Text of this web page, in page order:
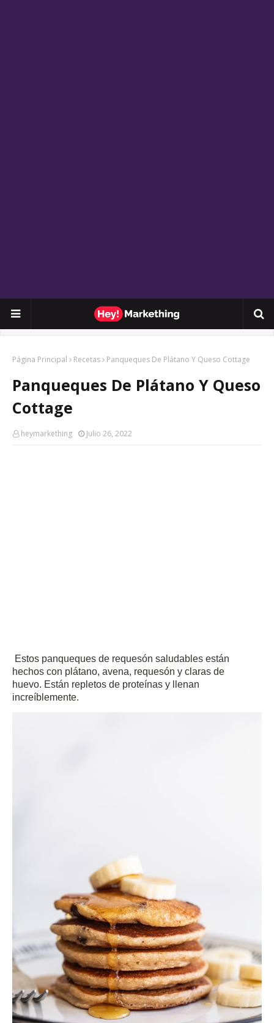
Página Principal Recetas Panqueques De Plátano Y Queso Cottage
Panqueques De Plátano Y Queso
Cottage
heymarkething Julio 26, 2022
Estos panqueques de requesón saludables están
hechos con plátano, avena, requesón y claras de
huevo. Están repletos de proteínas y llenan
increíblemente.